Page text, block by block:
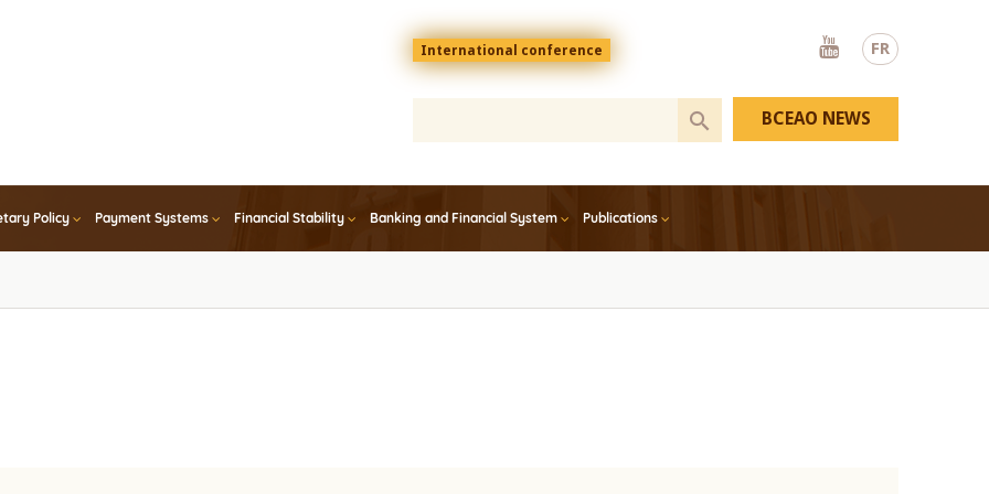
FR
Menu
top
En
International conference
Youtube
Policy Payment Systems Financial Stability Banking and Financial System Publications
BCEAO NEWS